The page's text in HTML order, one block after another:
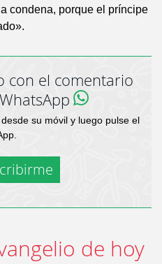
condena, porque el príncipe
con el comentario
desde su móvil y luego pulse el
de hoy